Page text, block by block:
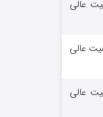
عالی
عالی
عالی